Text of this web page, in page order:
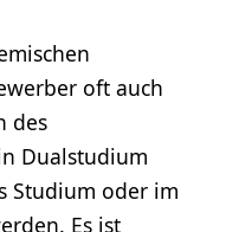
oft auch
des
Dualstudium
Studium oder im
Es ist